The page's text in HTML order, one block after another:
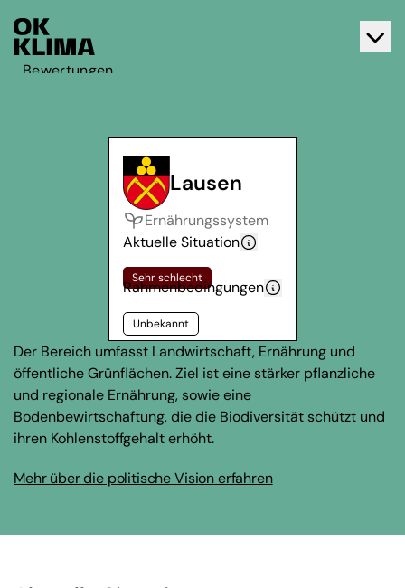
Bewertungen
Lausen
Ernährungssystem
Aktuelle Situation
Sehr schlecht
Rahmenbedingungen
Unbekannt
Der Bereich umfasst Landwirtschaft, Ernährung und
öffentliche Grünflächen. Ziel ist eine stärker pflanzliche
und regionale Ernährung, sowie eine
Bodenbewirtschaftung, die die Biodiversität schützt und
ihren Kohlenstoffgehalt erhöht.
Mehr über die politische Vision erfahren